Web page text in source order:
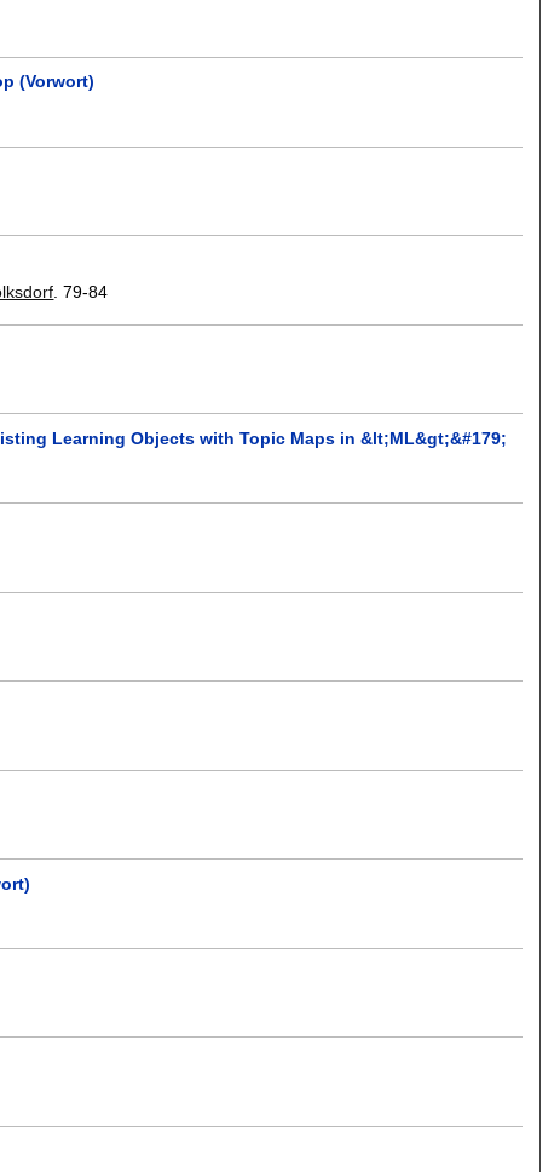
(Vorwort)
.79-84
Learning Objects with Topic Maps in &lt;ML&gt;&#179;